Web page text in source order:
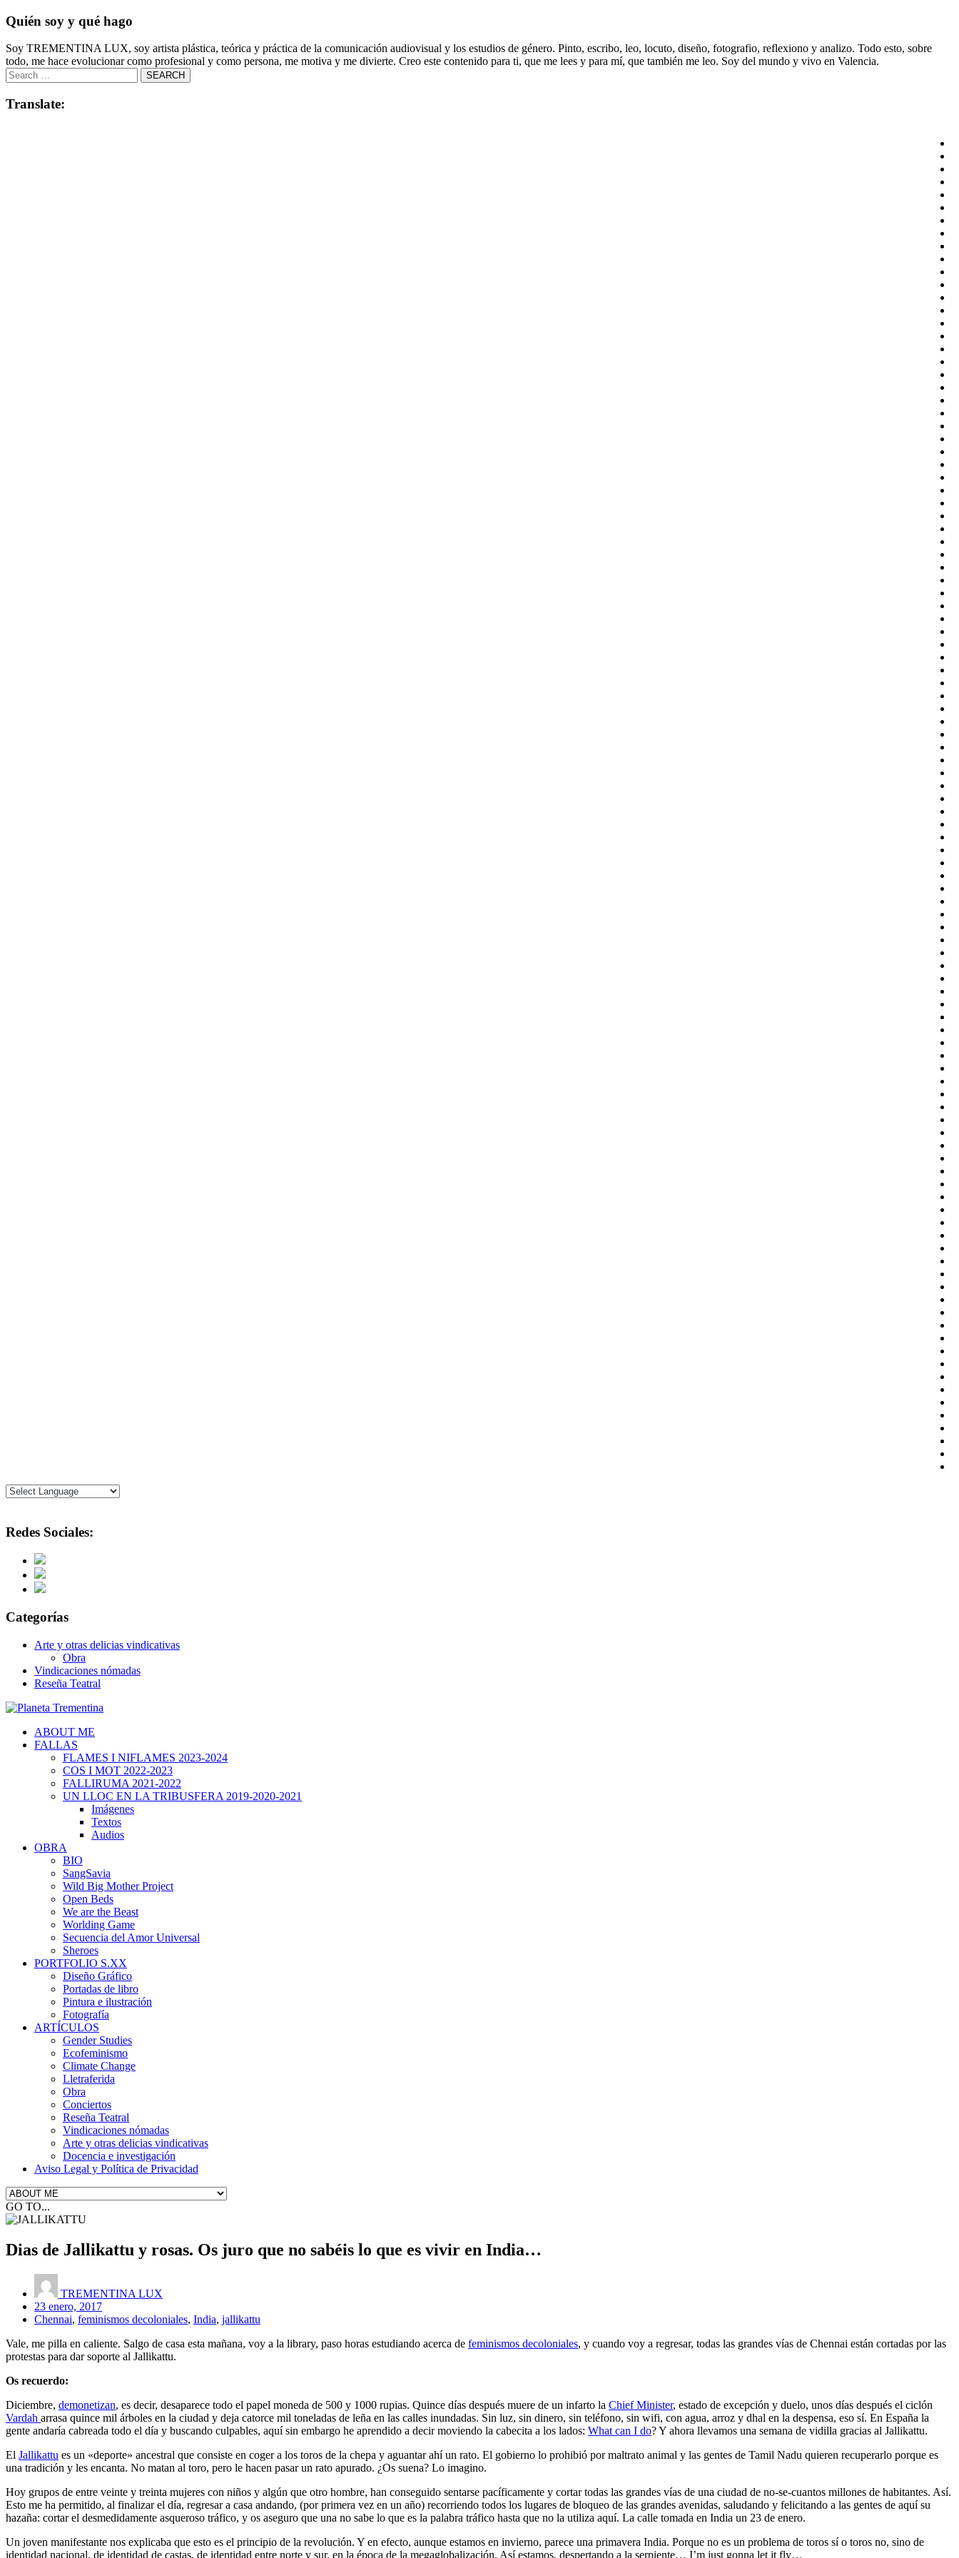
Quién soy y qué hago
Soy TREMENTINA LUX, soy artista plástica, teórica y práctica de la comunicación audiovisual y los estudios de género. Pinto, escribo, leo, locuto, diseño, fotografio, reflexiono y analizo. Todo esto, sobre
todo, me hace evolucionar como profesional y como persona, me motiva y me divierte. Creo este contenido para ti, que me lees y para mí, que también me leo. Soy del mundo y vivo en Valencia.
Translate:
Redes Sociales:
Categorías
Arte y otras delicias vindicativas
Obra
Vindicaciones nómadas
Reseña Teatral
ABOUT ME
FALLAS
FLAMES I NIFLAMES 2023-2024
COS I MOT 2022-2023
FALLIRUMA 2021-2022
UN LLOC EN LA TRIBUSFERA 2019-2020-2021
Imágenes
Textos
Audios
OBRA
BIO
SangSavia
Wild Big Mother Project
Open Beds
We are the Beast
Worlding Game
Secuencia del Amor Universal
Sheroes
PORTFOLIO S.XX
Diseño Gráfico
Portadas de libro
Pintura e ilustración
Fotografía
ARTÍCULOS
Gender Studies
Ecofeminismo
Climate Change
Lletraferida
Obra
Conciertos
Reseña Teatral
Vindicaciones nómadas
Arte y otras delicias vindicativas
Docencia e investigación
Aviso Legal y Política de Privacidad
GO TO...
Dias de Jallikattu y rosas. Os juro que no sabéis lo que es vivir en India…
TREMENTINA LUX
23 enero, 2017
Chennai, feminismos decoloniales, India, jallikattu
Vale, me pilla en caliente. Salgo de casa esta mañana, voy a la library, paso horas estudiando acerca de feminismos decoloniales, y cuando voy a regresar, todas las grandes vías de Chennai están cortadas por las
protestas para dar soporte al Jallikattu.
Os recuerdo:
Diciembre, demonetizan, es decir, desaparece todo el papel moneda de 500 y 1000 rupias. Quince días después muere de un infarto la Chief Minister, estado de excepción y duelo, unos días después el ciclón
Vardah arrasa quince mil árboles en la ciudad y deja catorce mil toneladas de leña en las calles inundadas. Sin luz, sin dinero, sin teléfono, sin wifi, con agua, arroz y dhal en la despensa, eso sí. En España la
gente andaría cabreada todo el día y buscando culpables, aquí sin embargo he aprendido a decir moviendo la cabecita a los lados: What can I do? Y ahora llevamos una semana de vidilla gracias al Jallikattu.
El Jallikattu es un «deporte» ancestral que consiste en coger a los toros de la chepa y aguantar ahí un rato. El gobierno lo prohibió por maltrato animal y las gentes de Tamil Nadu quieren recuperarlo porque es
una tradición y les encanta. No matan al toro, pero le hacen pasar un rato apurado. ¿Os suena? Lo imagino.
Hoy grupos de entre veinte y treinta mujeres con niños y algún que otro hombre, han conseguido sentarse pacíficamente y cortar todas las grandes vías de una ciudad de no-se-cuantos millones de habitantes. Así.
Esto me ha permitido, al finalizar el día, regresar a casa andando, (por primera vez en un año) recorriendo todos los lugares de bloqueo de las grandes avenidas, saludando y felicitando a las gentes de aquí su
hazaña: cortar el desmedidamente asqueroso tráfico, y os aseguro que una no sabe lo que es la palabra tráfico hasta que no la utiliza aquí. La calle tomada en India un 23 de enero.
Un joven manifestante nos explicaba que esto es el principio de la revolución. Y en efecto, aunque estamos en invierno, parece una primavera India. Porque no es un problema de toros sí o toros no, sino de
identidad nacional, de identidad de castas, de identidad entre norte y sur, en la época de la megaglobalización. Así estamos, despertando a la serpiente… I’m just gonna let it fly…